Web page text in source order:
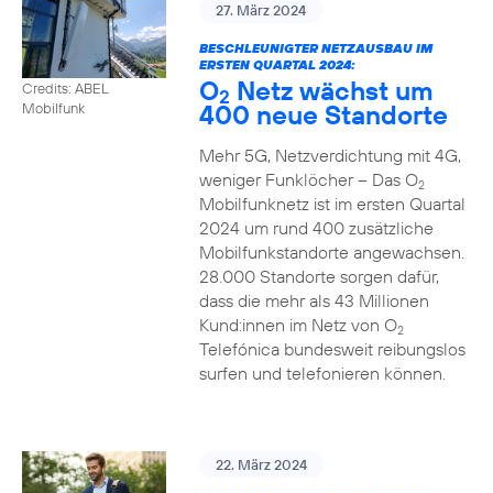
Credits: ABEL
Mobilfunk
27. März 2024
BESCHLEUNIGTER NETZAUSBAU IM
ERSTEN QUARTAL 2024:
O2 Netz wächst um
400 neue Standorte
Mehr 5G, Netzverdichtung mit 4G,
weniger Funklöcher – Das O2
Mobilfunknetz ist im ersten Quartal
2024 um rund 400 zusätzliche
Mobilfunkstandorte angewachsen.
28.000 Standorte sorgen dafür,
dass die mehr als 43 Millionen
Kund:innen im Netz von O2
Telefónica bundesweit reibungslos
surfen und telefonieren können.
22. März 2024